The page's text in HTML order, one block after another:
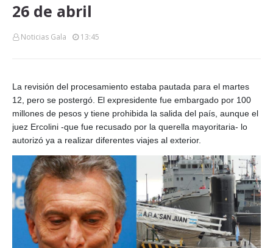
26 de abril
Noticias Gala 13:45
La revisión del procesamiento estaba pautada para el martes
12, pero se postergó. El expresidente fue embargado por 100
millones de pesos y tiene prohibida la salida del país, aunque el
juez Ercolini -que fue recusado por la querella mayoritaria- lo
autorizó ya a realizar diferentes viajes al exterior.